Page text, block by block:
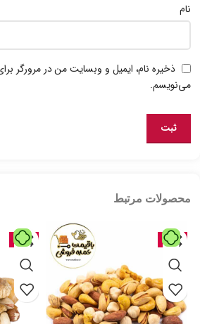
نام
ذخیره نام، ایمیل و وبسایت من در مرورگر
می‌نویسم.
محصولات مرتبط
حراج حراج